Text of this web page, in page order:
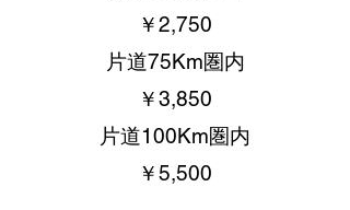
￥2,750
片道75Km圏内
￥3,850
片道100Km圏内
￥5,500